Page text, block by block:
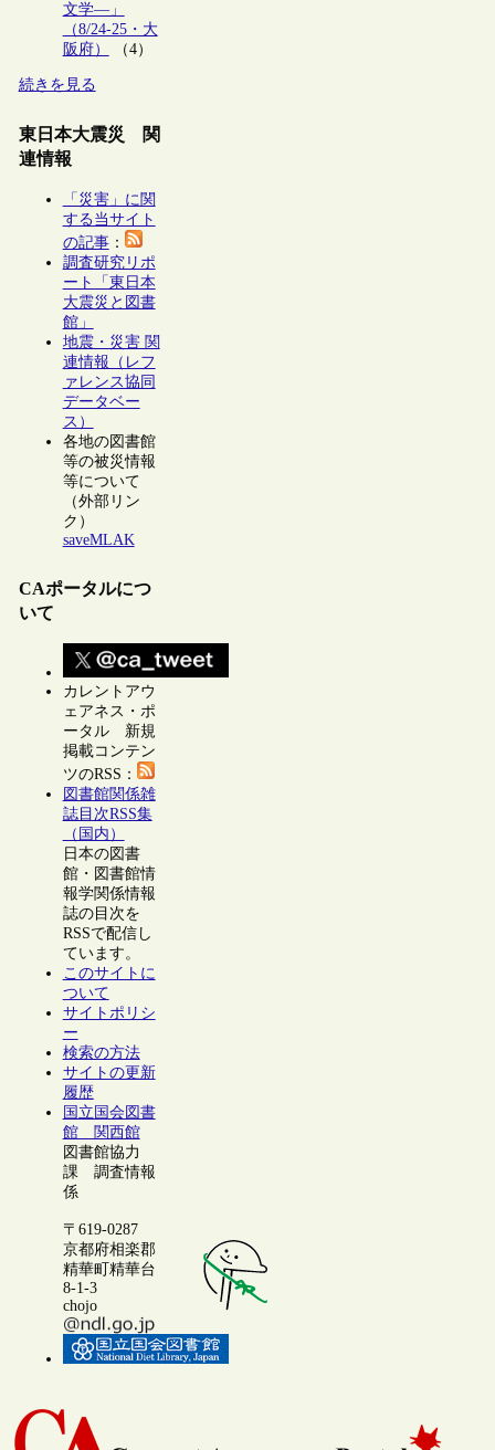
文学―」
（8/24-25・大
阪府）
（4）
続きを見る
東日本大震災 関
連情報
「災害」に関
する当サイト
の記事：
調査研究リポ
ート「東日本
大震災と図書
館」
地震・災害 関
連情報（レフ
ァレンス協同
データベー
ス）
各地の図書館
等の被災情報
等について
（外部リン
ク）
saveMLAK
CAポータルにつ
いて
カレントアウ
ェアネス・ポ
ータル 新規
掲載コンテン
ツのRSS：
図書館関係雑
誌目次RSS集
（国内）
日本の図書
館・図書館情
報学関係情報
誌の目次を
RSSで配信し
ています。
このサイトに
ついて
サイトポリシ
ー
検索の方法
サイトの更新
履歴
国立国会図書
館 関西館
図書館協力
課 調査情報
係
〒619-0287
京都府相楽郡
精華町精華台
8-1-3
chojo